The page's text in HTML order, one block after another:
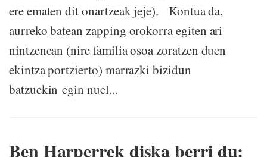
ere ematen dit onartzeak jeje). Kontua da,
aurreko batean zapping orokorra egiten ari
nintzenean (nire familia osoa zoratzen duen
ekintza portzierto) marrazki bizidun
batzuekin egin nuel...
Ben Harperrek diska berri du: